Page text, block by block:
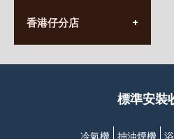
香港堅尼地城卑路乍街
(堅尼地城地鐵站B出口)
營業時間:
(10:00am-20:30pm)
香港仔分店
營業時間:
香港香港仔成都道20-28號
(黃竹坑地鐵站轉4M專線小巴)
標準安裝